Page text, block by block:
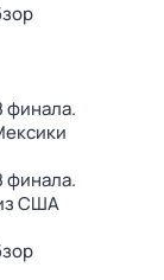
финала.
финала.
США